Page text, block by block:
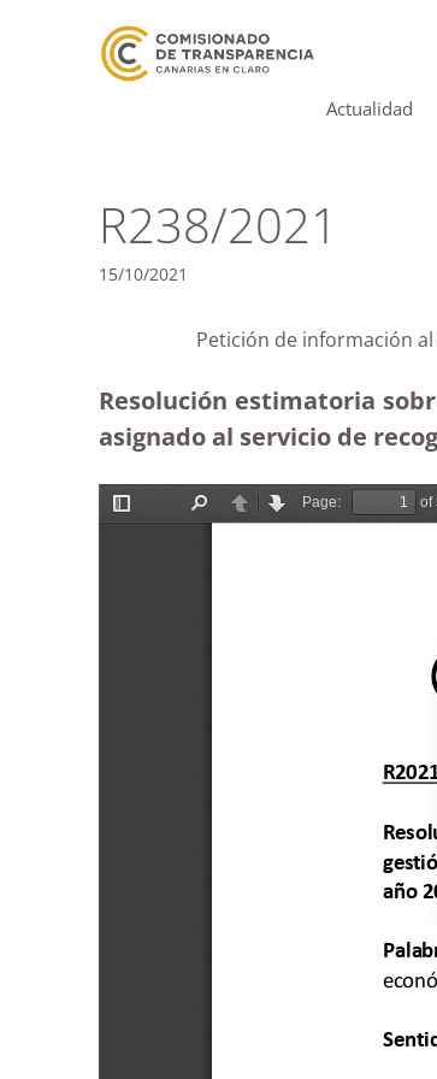
Actualidad
R238/2021
15/10/2021
Petición de información
Resolución estimatoria
asignado al servicio de